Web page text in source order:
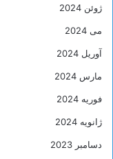
ژوئن 2024
می 2024
آوریل 2024
مارس 2024
فوریه 2024
ژانویه 2024
دسامبر 2023